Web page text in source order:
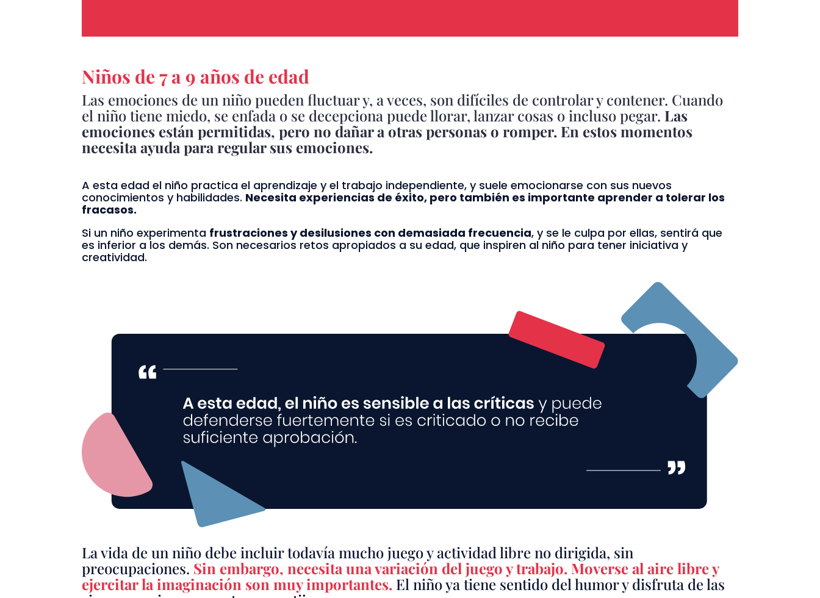
Niños de 7 a 9 años de edad
Las emociones de un niño pueden fluctuar y, a veces, son difíciles de controlar y contener. Cuando
el niño tiene miedo, se enfada o se decepciona puede llorar, lanzar cosas o incluso pegar. Las
emociones están permitidas, pero no dañar a otras personas o romper. En estos momentos
necesita ayuda para regular sus emociones.
A esta edad el niño practica el aprendizaje y el trabajo independiente, y suele emocionarse con sus nuevos
conocimientos y habilidades. Necesita experiencias de éxito, pero también es importante aprender a tolerar los
fracasos.
Si un niño experimenta frustraciones y desilusiones con demasiada frecuencia, y se le culpa por ellas, sentirá que
es inferior a los demás. Son necesarios retos apropiados a su edad, que inspiren al niño para tener iniciativa y
creatividad.
La vida de un niño debe incluir todavía mucho juego y actividad libre no dirigida, sin
preocupaciones. Sin embargo, necesita una variación del juego y trabajo. Moverse al aire libre y
ejercitar la imaginación son muy importantes. El niño ya tiene sentido del humor y disfruta de las